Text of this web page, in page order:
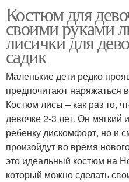
Костюм для
своими руками
лисички для
садик
Маленькие дети редко
предпочитают наряжаться
Костюм лисы – как раз то,
девочке 2-3 лет. Он мягкий
ребенку дискомфорт, но и
произойдут во время
это идеальный костюм на
который можно сделать